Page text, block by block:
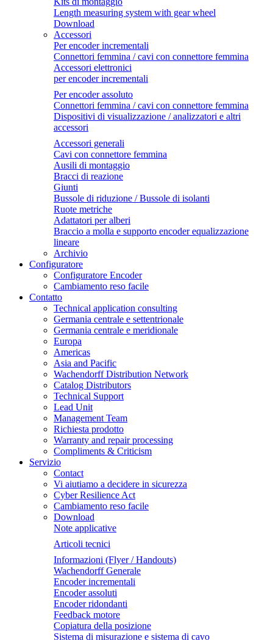
Length measuring system with gear wheel
Download
Accessori
Per encoder incrementali
Connettori femmina / cavi con connettore femmina
Accessori elettronici
per encoder incrementali
Per encoder assoluto
Connettori femmina / cavi con connettore femmina
Dispositivi di visualizzazione / analizzatori e altri
accessori
Accessori generali
Cavi con connettore femmina
Ausili di montaggio
Bracci di reazione
Giunti
Bussole di riduzione / Bussole di isolanti
Ruote metriche
Adattatori per alberi
Braccio a molla e supporto encoder equalizzazione
lineare
Archivio
Configuratore
Configuratore Encoder
Cambiamento reso facile
Contatto
Technical application consulting
Germania centrale e settentrionale
Germania centrale e meridionale
Europa
Americas
Asia and Pacific
Wachendorff Distribution Network
Catalog Distributors
Technical Support
Lead Unit
Management Team
Richiesta prodotto
Warranty and repair processing
Compliments & Criticism
Servizio
Contact
Vi aiutiamo a decidere in sicurezza
Cyber Resilience Act
Cambiamento reso facile
Download
Note applicative
Articoli tecnici
Informazioni (Flyer / Handouts)
Wachendorff Generale
Encoder incrementali
Encoder assoluti
Encoder ridondanti
Feedback motore
Copiatura della posizione
Sistema di misurazione e sistema di cavo